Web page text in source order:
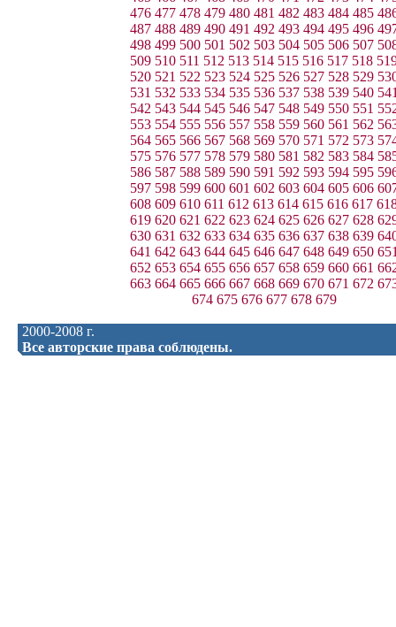
476 477 478 479 480 481 482 483 484 485
487 488 489 490 491 492 493 494 495 496
498 499 500 501 502 503 504 505 506 507
509 510 511 512 513 514 515 516 517 518
520 521 522 523 524 525 526 527 528 529
531 532 533 534 535 536 537 538 539 540
542 543 544 545 546 547 548 549 550 551
553 554 555 556 557 558 559 560 561 562
564 565 566 567 568 569 570 571 572 573
575 576 577 578 579 580 581 582 583 584
586 587 588 589 590 591 592 593 594 595
597 598 599 600 601 602 603 604 605 606
608 609 610 611 612 613 614 615 616 617
619 620 621 622 623 624 625 626 627 628
630 631 632 633 634 635 636 637 638 639
641 642 643 644 645 646 647 648 649 650
652 653 654 655 656 657 658 659 660 661
663 664 665 666 667 668 669 670 671 672
674 675 676 677 678 679
2000-2008 г.
Все авторские права соблюдены.